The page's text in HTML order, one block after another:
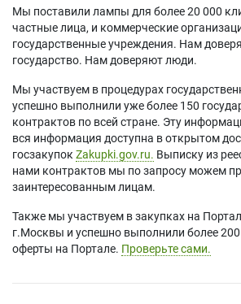
Мы поставили лампы для более 20 000
частные лица, и коммерческие
государственные учреждения. Нам
государство. Нам доверяют люди.
Мы участвуем в процедурах
успешно выполнили уже более 150
контрактов по всей стране. Эту
вся информация доступна в открытом
госзакупок Zakupki.gov.ru. Выписку из
нами контрактов мы по запросу можем
заинтересованным лицам.
Также мы участвуем в закупках на
г.Москвы и успешно выполнили более 200
оферты на Портале. Проверьте сами.